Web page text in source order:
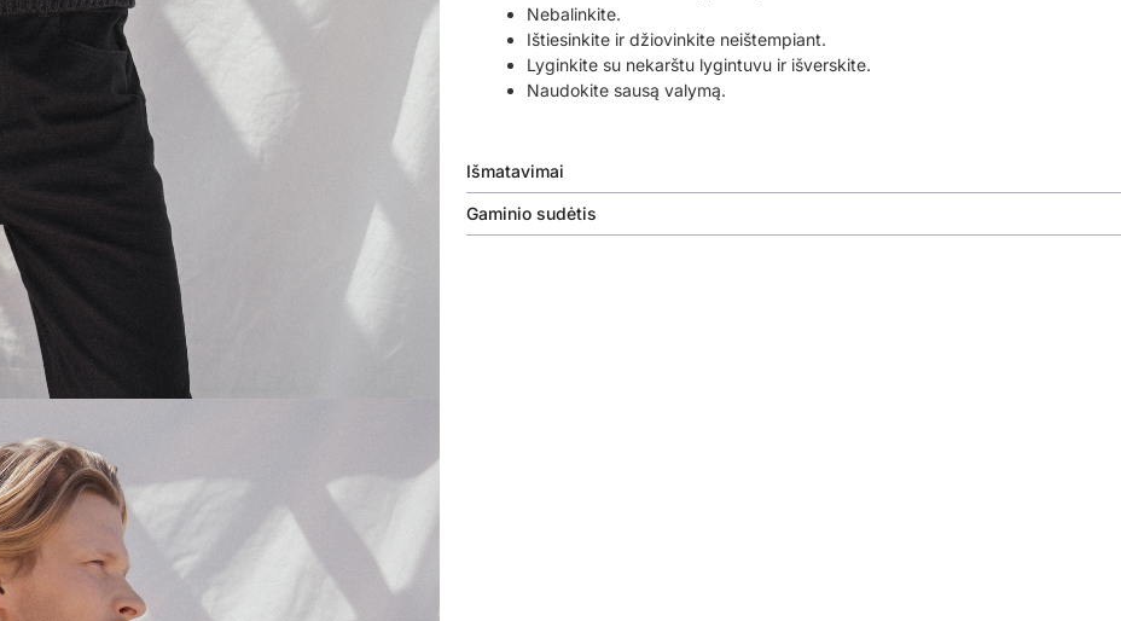
Nebalinkite.
Ištiesinkite ir džiovinkite neištempiant.
Lyginkite su nekarštu lygintuvu ir išverskite.
Naudokite sausą valymą.
Išmatavimai
Gaminio sudėtis